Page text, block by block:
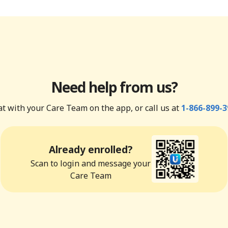
Need help from us?
with your Care Team on the app, or call us at 1-866-899-
Already enrolled?
Scan to login and message your
Care Team